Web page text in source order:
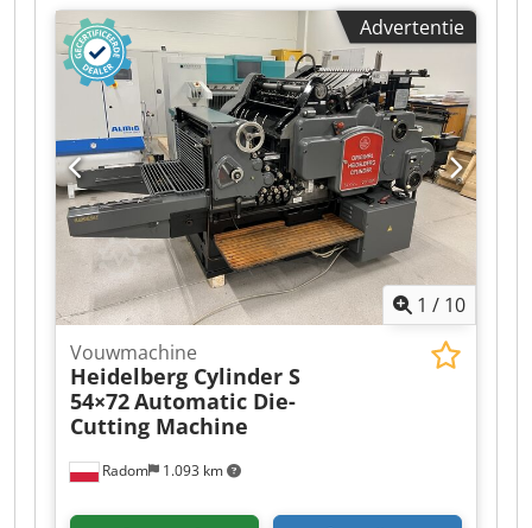
verkeert in zeer goede staat en is direct
inzetbaar. Formaat: 640x890 mm De machine is
klaar voor stansen. Volledig automatisch, met
vloeiende snelheidsregeling, centrale smering
en veiligheidskappen. Voorzien van een
snelwisselsysteem voor de aanvoerwagen en een
handige zij kast. Inclusief twee frames,
reserveonderdelen, cilinderplaat, wagens en een
uitgebreide set vulstukken en sloten.
Advertentie
1 / 10
Radom 1.093 km
Vouwmachine
Heidelberg Cylinder S
54×72Automatic Die-
Cutting Machine